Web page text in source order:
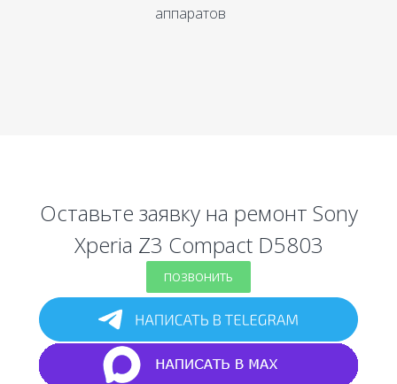
аппаратов
Оставьте заявку на ремонт Sony
Xperia Z3 Compact D5803
ПОЗВОНИТЬ